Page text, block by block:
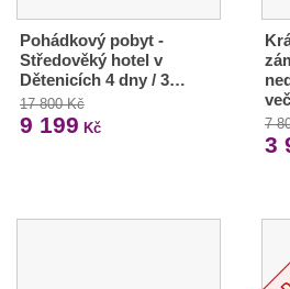
Pohádkový pobyt -
Středověký hotel v
Dětenicích 4 dny / 3…
17 800 Kč
9 199 Kč 7
3